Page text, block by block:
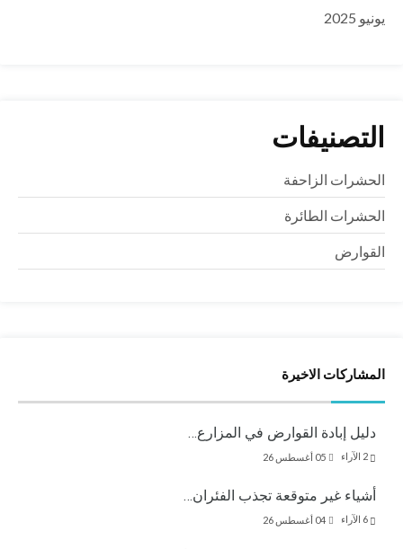
يونيو 2025
التصنيفات
الحشرات الزاحفة
الحشرات الطائرة
القوارض
المشاركات الاخيرة
دليل إبادة القوارض في المزارع…
05 أغسطس 26 الآراء
أشياء غير متوقعة تجذب الفئران…
04 أغسطس 26 الآراء